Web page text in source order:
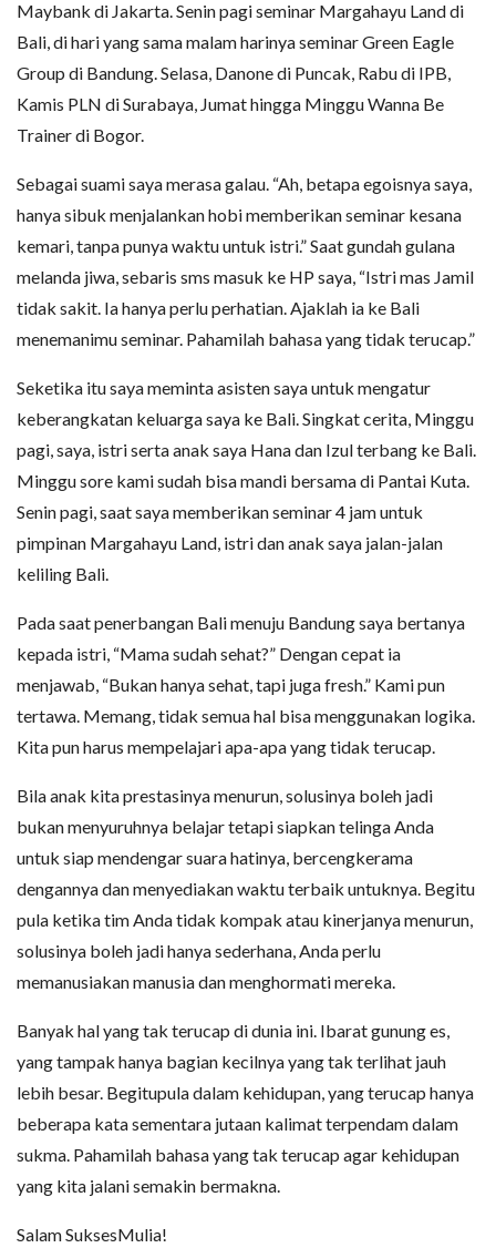
Maybank di Jakarta. Senin pagi seminar Margahayu Land di
Bali, di hari yang sama malam harinya seminar Green Eagle
Group di Bandung. Selasa, Danone di Puncak, Rabu di IPB,
Kamis PLN di Surabaya, Jumat hingga Minggu Wanna Be
Trainer di Bogor.
Sebagai suami saya merasa galau. “Ah, betapa egoisnya saya,
hanya sibuk menjalankan hobi memberikan seminar kesana
kemari, tanpa punya waktu untuk istri.” Saat gundah gulana
melanda jiwa, sebaris sms masuk ke HP saya, “Istri mas Jamil
tidak sakit. Ia hanya perlu perhatian. Ajaklah ia ke Bali
menemanimu seminar. Pahamilah bahasa yang tidak terucap.”
Seketika itu saya meminta asisten saya untuk mengatur
keberangkatan keluarga saya ke Bali. Singkat cerita, Minggu
pagi, saya, istri serta anak saya Hana dan Izul terbang ke Bali.
Minggu sore kami sudah bisa mandi bersama di Pantai Kuta.
Senin pagi, saat saya memberikan seminar 4 jam untuk
pimpinan Margahayu Land, istri dan anak saya jalan-jalan
keliling Bali.
Pada saat penerbangan Bali menuju Bandung saya bertanya
kepada istri, “Mama sudah sehat?” Dengan cepat ia
menjawab, “Bukan hanya sehat, tapi juga fresh.” Kami pun
tertawa. Memang, tidak semua hal bisa menggunakan logika.
Kita pun harus mempelajari apa-apa yang tidak terucap.
Bila anak kita prestasinya menurun, solusinya boleh jadi
bukan menyuruhnya belajar tetapi siapkan telinga Anda
untuk siap mendengar suara hatinya, bercengkerama
dengannya dan menyediakan waktu terbaik untuknya. Begitu
pula ketika tim Anda tidak kompak atau kinerjanya menurun,
solusinya boleh jadi hanya sederhana, Anda perlu
memanusiakan manusia dan menghormati mereka.
Banyak hal yang tak terucap di dunia ini. Ibarat gunung es,
yang tampak hanya bagian kecilnya yang tak terlihat jauh
lebih besar. Begitupula dalam kehidupan, yang terucap hanya
beberapa kata sementara jutaan kalimat terpendam dalam
sukma. Pahamilah bahasa yang tak terucap agar kehidupan
yang kita jalani semakin bermakna.
Salam SuksesMulia!